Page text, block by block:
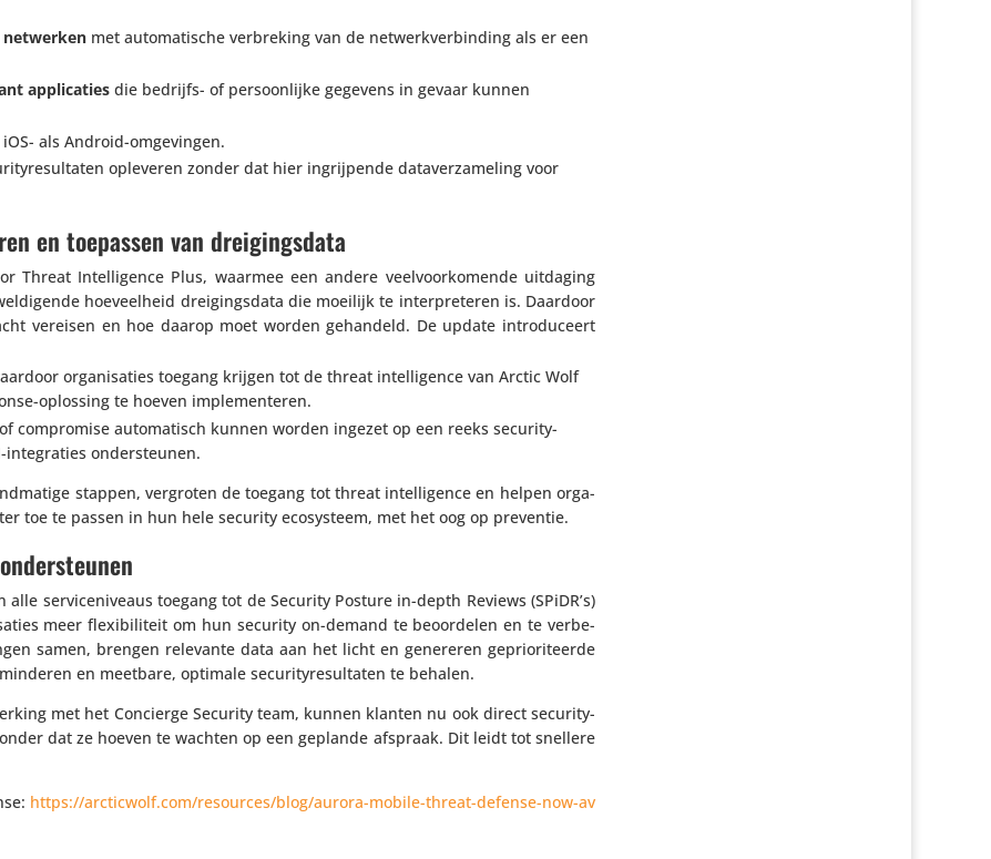
netwerken met auto­ma­ti­sche verbre­king van de netwerk­ver­bin­ding als er een
appli­ca­ties die bedrijfs- of persoon­lijke gegevens in gevaar kunnen
als Android-omgevingen.
opleveren zonder dat hier ingrij­pende data­ver­za­me­ling voor
en toepassen van dreigingsdata
Threat Intel­li­gence Plus, waarmee een andere veel­voor­ko­mende uitdaging
hoeveel­heid drei­gings­data die moeilijk te inter­pre­teren is. Daardoor
vereisen en hoe daarop moet worden gehandeld. De update intro­du­ceert
orga­ni­sa­ties toegang krijgen tot de threat intel­li­gence van Arctic Wolf
oplossing te hoeven implementeren.
compro­mise auto­ma­tisch kunnen worden ingezet op een reeks security-
inte­gra­ties ondersteunen.
stappen, vergroten de toegang tot threat intel­li­gence en helpen orga­
toe te passen in hun hele security ecosys­teem, met het oog op preventie.
servi­ce­ni­veaus toegang tot de Security Posture in-depth Reviews (SPiDR’s)
meer flexi­bi­li­teit om hun security on-demand te beoor­delen en te verbe­
samen, brengen relevante data aan het licht en genereren gepri­o­ri­teerde
en meetbare, optimale secu­ri­ty­re­sul­taten te behalen.
met het Concierge Security team, kunnen klanten nu ook direct secu­ri­ty­
dat ze hoeven te wachten op een geplande afspraak. Dit leidt tot snellere
https://​arctic​wolf​.com/​r​e​s​o​u​r​c​e​s​/​b​l​o​g​/​a​u​r​o​r​a​-​m​o​b​i​l​e​-​t​h​r​e​a​t​-​d​e​f​e​n​s​e​-​n​o​w​-​a​v​